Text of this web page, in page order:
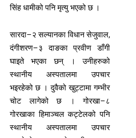
सिंह धामीको पनि मृत्यु भएको छ ।
सारदा–२ सल्यानका विधान सेजुवाल,
दंगीशरण–३ दाङका प्रवीण डाँगी
घाइते भएका छन् । उनीहरुको
स्थानीय अस्पतालमा उपचार
भइरहेको छ । दुवैको खुट्टामा गम्भीर
चोट लागेको छ । गोरखा–८
गोरखाका हिमाञ्चल कट्टेलको पनि
स्थानीय अस्पतालमा उपचार